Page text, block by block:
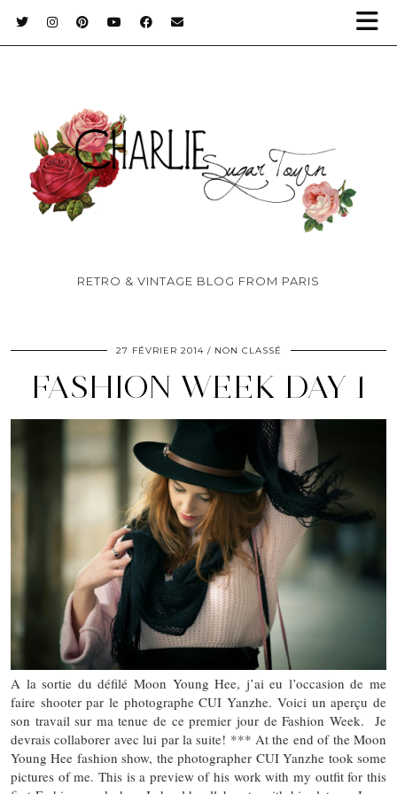
RETRO & VINTAGE BLOG FROM PARIS
27 FÉVRIER 2014 NON CLASSÉ
FASHION WEEK DAY 1
A la sortie du défilé Moon Young Hee, j’ai eu l’occasion de me
faire shooter par le photographe CUI Yanzhe. Voici un aperçu de
son travail sur ma tenue de ce premier jour de Fashion Week. Je
devrais collaborer avec lui par la suite! *** At the end of the Moon
Young Hee fashion show, the photographer CUI Yanzhe took some
pictures of me. This is a preview of his work with my outfit for this